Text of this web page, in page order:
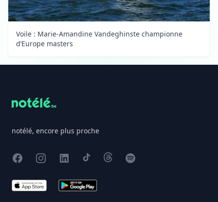
Voile : Marie-Amandine Vandeghinste championne
d’Europe masters
notélé, encore plus proche
FacebookInstagram
X TikTokThreadsSpotify
App Store Google Play